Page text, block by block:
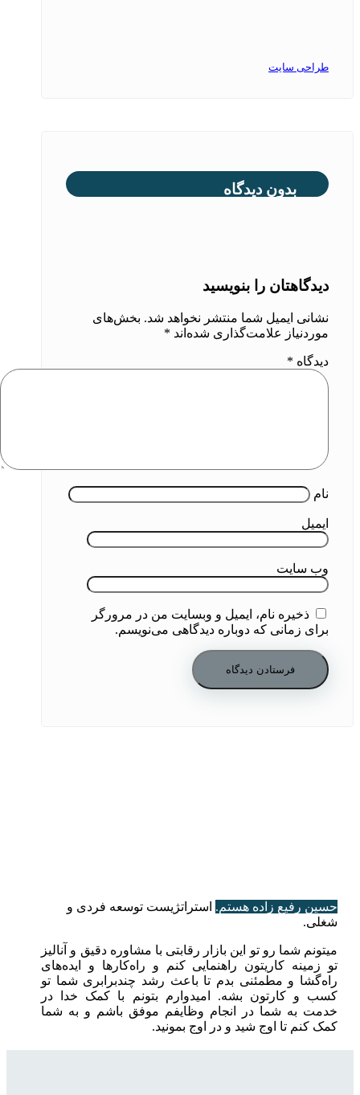
طراحی سایت
بدون دیدگاه
دیدگاهتان را بنویسید
نشانی ایمیل شما منتشر نخواهد شد. بخش‌های
موردنیاز علامت‌گذاری شده‌اند *
دیدگاه *
نام
ایمیل
وب‌ سایت
ذخیره نام، ایمیل و وبسایت من در مرورگر
برای زمانی که دوباره دیدگاهی می‌نویسم.
حسین رفیع زاده هستم. استراتژیست توسعه فردی و
شغلی.
میتونم شما رو تو این بازار رقابتی با مشاوره دقیق و آنالیز
تو زمینه کاریتون راهنمایی کنم و راه‌کارها و ایده‌های
راه‌گشا و مطمئنی بدم تا باعث رشد چندبرابری شما تو
کسب و کارتون بشه. امیدوارم بتونم با کمک خدا در
خدمت به شما در انجام وظایفم موفق باشم و به شما
کمک کنم تا اوج شید و در اوج بمونید.